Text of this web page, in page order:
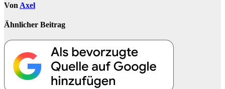
Von Axel
Ähnlicher Beitrag